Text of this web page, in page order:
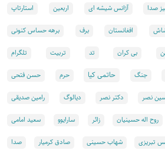
صدا آژانس شیشه ای اربعین استارتاپ
افغانستان برف برهه حساس کنونی
بی کران تد تربیت تلگرام
جنگ حاتمی کیا حرم حسن فتحی
نصر دکتر نصر دیالوگ رامین صدیقی
روح اله حسینیان زائر سارایوو سعید امامی
تبریزی شهاب حسینی صادق کرمیار صدا